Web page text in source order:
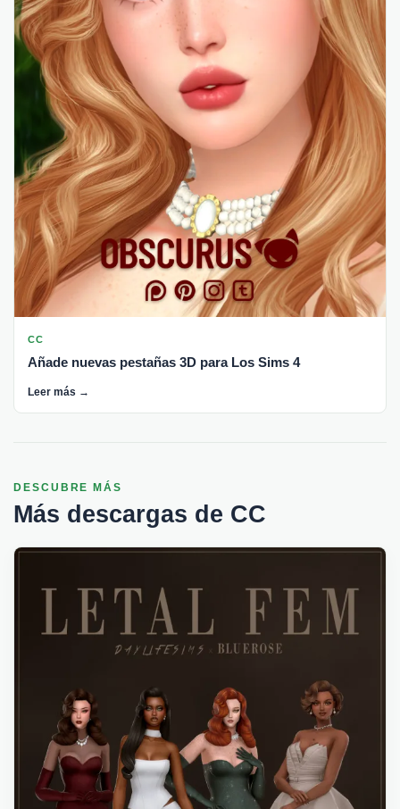
CC
Añade nuevas pestañas 3D para Los Sims 4
Leer más →
DESCUBRE MÁS
Más descargas de CC